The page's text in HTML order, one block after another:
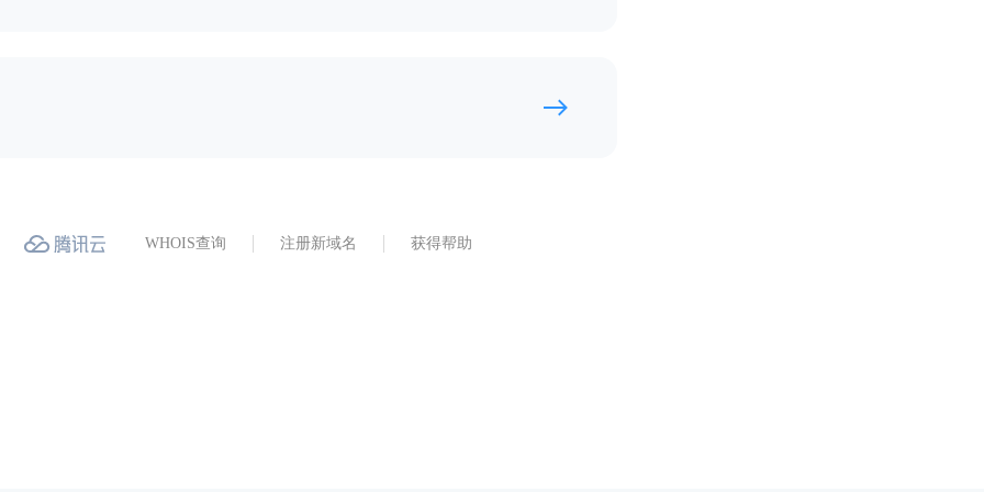
WHOIS查询 注册新域名 获得帮助